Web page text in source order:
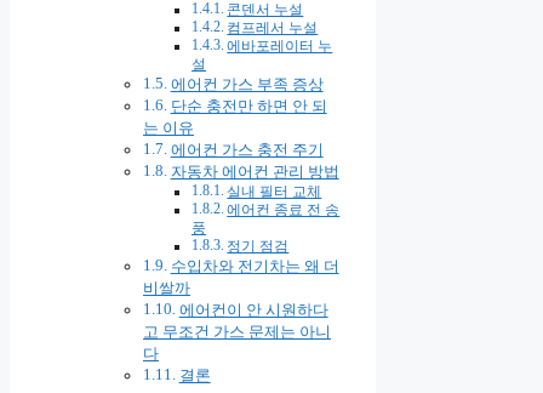
콘덴서 누설
컴프레서 누설
에바포레이터 누
설
에어컨 가스 부족 증상
단순 충전만 하면 안 되
는 이유
에어컨 가스 충전 주기
자동차 에어컨 관리 방법
실내 필터 교체
에어컨 종료 전 송
풍
정기 점검
수입차와 전기차는 왜 더
비쌀까
에어컨이 안 시원하다
고 무조건 가스 문제는 아니
다
결론